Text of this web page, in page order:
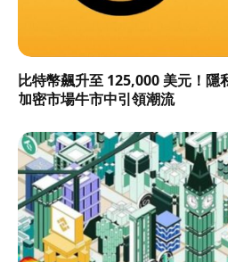
比特幣飆升至 125,000 美元！隱
加密市場牛市中引領潮流